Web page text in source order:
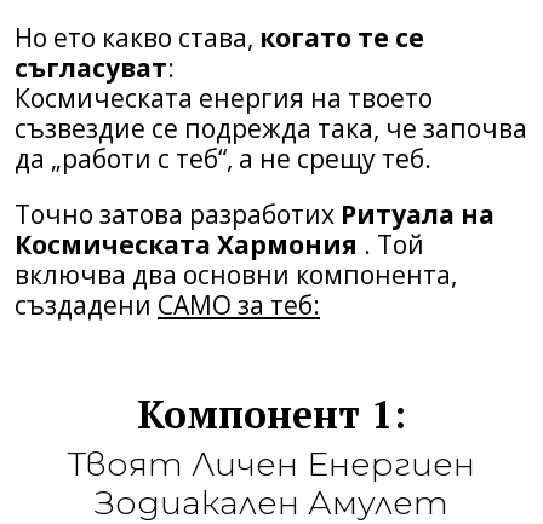
Но ето какво става, когато те се
съгласуват:
Космическата енергия на твоето
съзвездие се подрежда така, че започва
да „работи с теб“, а не срещу теб.
Точно затова разработих Ритуала на
Космическата Хармония . Той
включва двa основни компонентa,
създадени САМО за теб:
Компонент 1:
Твоят Личен Енергиен
Зодиакален Амулет